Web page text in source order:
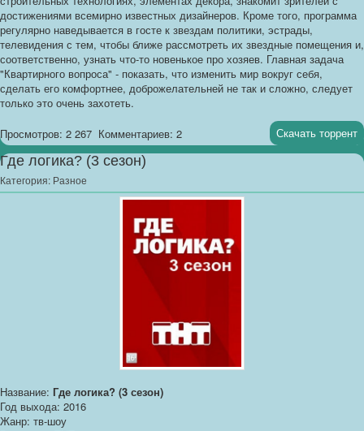
достижениями всемирно известных дизайнеров. Кроме того, программа
регулярно наведывается в госте к звездам политики, эстрады,
телевидения с тем, чтобы ближе рассмотреть их звездные помещения и,
соответственно, узнать что-то новенькое про хозяев. Главная задача
"Квартирного вопроса" - показать, что изменить мир вокруг себя,
сделать его комфортнее, доброжелательней не так и сложно, следует
только это очень захотеть.
Просмотров: 2 267 Комментариев: 2 Скачать торрент
Где логика? (3 сезон)
Категория: Разное
Название: Где логика? (3 сезон)
Год выхода: 2016
Жанр: тв-шоу